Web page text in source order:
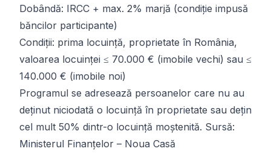
Dobândă: IRCC + max. 2% marjă (condiție impusă
băncilor participante)
Condiții: prima locuință, proprietate în România,
valoarea locuinței ≤ 70.000 € (imobile vechi) sau ≤
140.000 € (imobile noi)
Programul se adresează persoanelor care nu au
deținut niciodată o locuință în proprietate sau dețin
cel mult 50% dintr-o locuință moștenită. Sursă:
Ministerul Finanțelor – Noua Casă